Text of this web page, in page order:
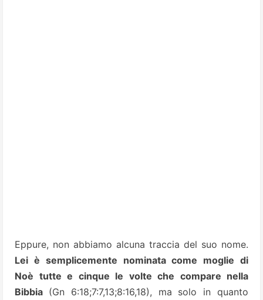
Eppure, non abbiamo alcuna traccia del suo nome.
Lei è semplicemente nominata come moglie di
Noè tutte e cinque le volte che compare nella
Bibbia (Gn 6:18;7:7,13;8:16,18), ma solo in quanto